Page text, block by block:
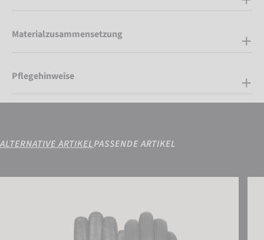
Materialzusammensetzung
Pflegehinweise
ALTERNATIVE ARTIKELPASSENDE ARTIKEL